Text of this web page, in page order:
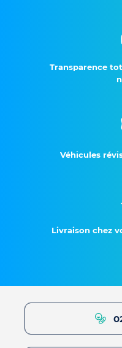
Transparence
Véhicules
Livraison chez